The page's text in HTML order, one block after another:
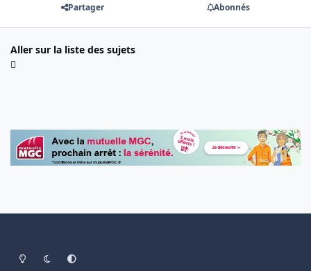
Partager Abonnés
Aller sur la liste des sujets
Light ModeDark ModeSystem Preference